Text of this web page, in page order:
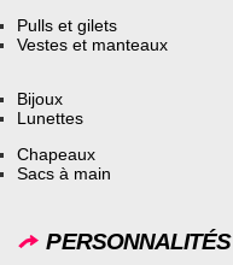
Pulls et gilets
Vestes et manteaux
Bijoux
Lunettes
Chapeaux
Sacs à main
PERSONNALITÉS